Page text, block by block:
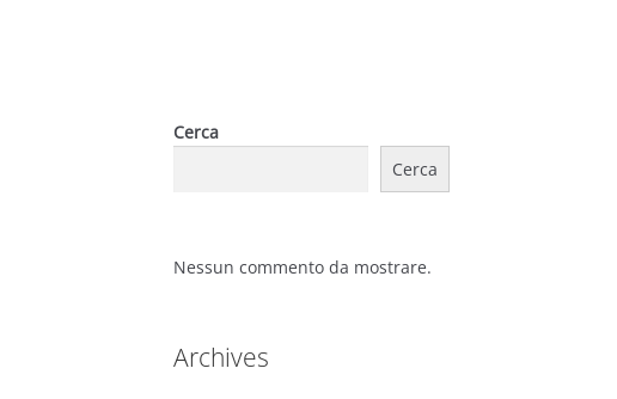
Cerca
Cerca
Nessun commento da mostrare.
Archives